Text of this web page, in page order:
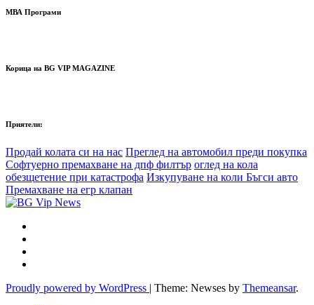
МВА Програми
Корица на BG VIP MAGAZINE
Приятели:
Продай колата си на нас Преглед на автомобил преди покупка
Софтуерно премахване на дпф филтър оглед на кола
обезщетение при катастрофа Изкупуване на коли Бъгси авто
Премахване на егр клапан
Proudly powered by WordPress | Theme: Newses by Themeansar.